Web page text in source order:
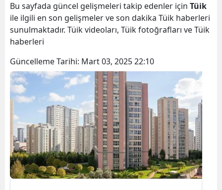
Bu sayfada güncel gelişmeleri takip edenler için Tüik
ile ilgili en son gelişmeler ve son dakika Tüik haberleri
sunulmaktadır. Tüik videoları, Tüik fotoğrafları ve Tüik
haberleri
Güncelleme Tarihi: Mart 03, 2025 22:10